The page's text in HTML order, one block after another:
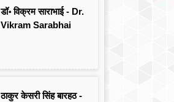
डॉ॰ विक्रम साराभाई - Dr.
Vikram Sarabhai
ठाकुर केसरी सिंह बारहठ -